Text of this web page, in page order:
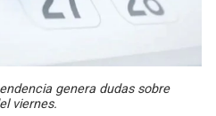
genera dudas sobre
viernes.